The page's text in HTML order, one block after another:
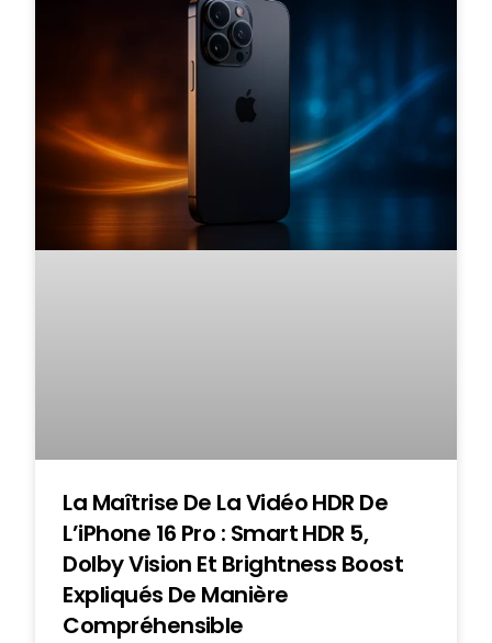
La Maîtrise De La Vidéo HDR De
L’iPhone 16 Pro : Smart HDR 5,
Dolby Vision Et Brightness Boost
Expliqués De Manière
Compréhensible